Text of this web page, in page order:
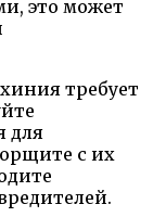
это может
требует
для
с их